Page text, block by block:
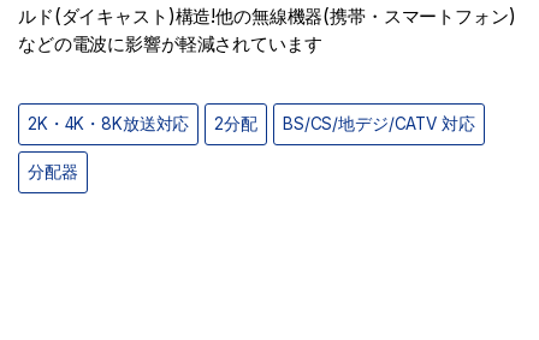
ルド(ダイキャスト)構造!他の無線機器(携帯・スマートフォン)
などの電波に影響が軽減されています
2K・4K・8K放送対応 2分配 BS/CS/地デジ/CATV 対応
分配器